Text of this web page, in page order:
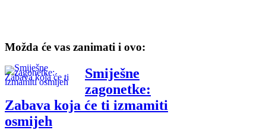
Možda će vas zanimati i ovo:
Smiješne
zagonetke:
Zabava koja će ti izmamiti
osmijeh